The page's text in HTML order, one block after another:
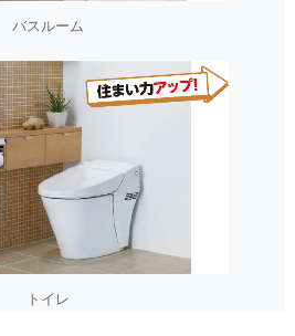
バスルーム
トイレ